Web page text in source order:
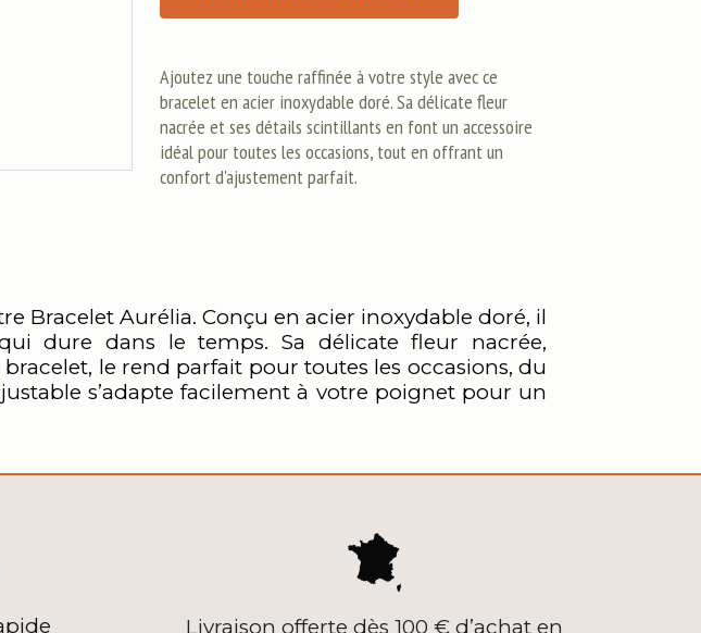
Ajoutez une touche raffinée à votre style avec ce
bracelet en acier inoxydable doré. Sa délicate fleur
nacrée et ses détails scintillants en font un accessoire
idéal pour toutes les occasions, tout en offrant un
confort d'ajustement parfait.
Bracelet Aurélia. Conçu en acier inoxydable doré, il
dure dans le temps. Sa délicate fleur nacrée,
le rend parfait pour toutes les occasions, du
s’adapte facilement à votre poignet pour un
Livraison offerte dès 100 € d’achat en